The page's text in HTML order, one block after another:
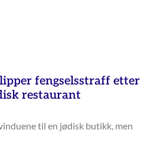
fengselsstraff etter
restaurant
til en jødisk butikk, men